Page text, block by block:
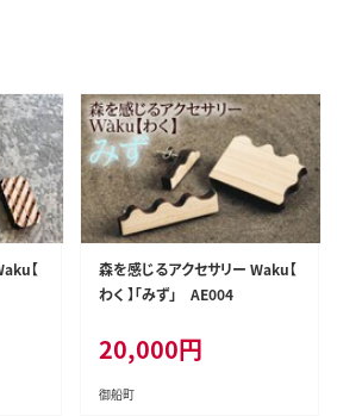
【
森を感じるアクセサリー Waku【
わく 】「みず」 AE004
20,000円
御船町